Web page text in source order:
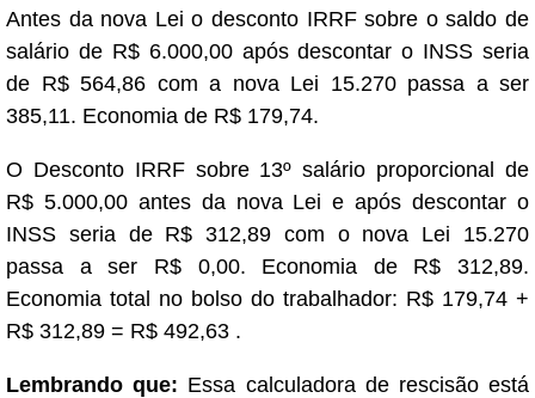
Antes da nova Lei o desconto IRRF sobre o saldo de
salário de R$ 6.000,00 após descontar o INSS seria
de R$ 564,86 com a nova Lei 15.270 passa a ser
385,11. Economia de R$ 179,74.
O Desconto IRRF sobre 13º salário proporcional de
R$ 5.000,00 antes da nova Lei e após descontar o
INSS seria de R$ 312,89 com o nova Lei 15.270
passa a ser R$ 0,00. Economia de R$ 312,89.
Economia total no bolso do trabalhador: R$ 179,74 +
R$ 312,89 = R$ 492,63 .
Lembrando que: Essa calculadora de rescisão está